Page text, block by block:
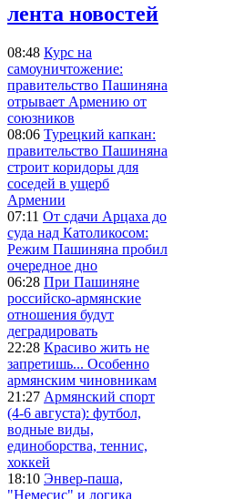
лента новостей
08:48 Курс на
самоуничтожение:
правительство Пашиняна
отрывает Армению от
союзников
08:06 Турецкий капкан:
правительство Пашиняна
строит коридоры для
соседей в ущерб
Армении
07:11 От сдачи Арцаха до
суда над Католикосом:
Режим Пашиняна пробил
очередное дно
06:28 При Пашиняне
российско-армянские
отношения будут
деградировать
22:28 Красиво жить не
запретишь... Особенно
армянским чиновникам
21:27 Армянский спорт
(4-6 августа): футбол,
водные виды,
единоборства, теннис,
хоккей
18:10 Энвер-паша,
"Немесис" и логика